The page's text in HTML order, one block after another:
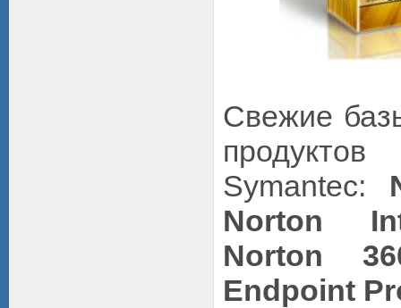
Свежие
Symantec:
Norton
Norton
Endpoint